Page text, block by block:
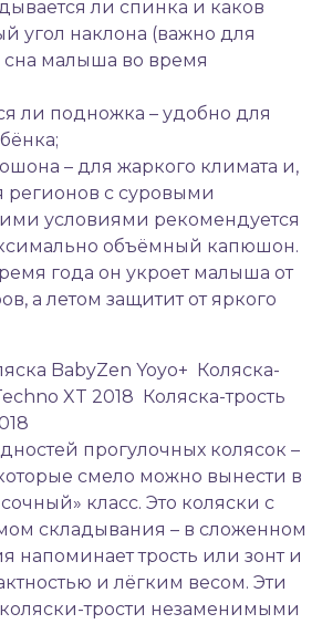
ли спинка и каков
угол наклона (важно для
сна малыша во время
ли подножка – удобно для
– для жаркого климата и,
регионов с суровыми
условиями рекомендуется
объёмный капюшон.
года он укроет малыша от
а летом защитит от яркого
BabyZen Yoyo+ Коляска-
XT 2018 Коляска-трость
прогулочных колясок –
смело можно вынести в
класс. Это коляски с
складывания – в сложенном
напоминает трость или зонт и
и лёгким весом. Эти
коляски-трости незаменимыми